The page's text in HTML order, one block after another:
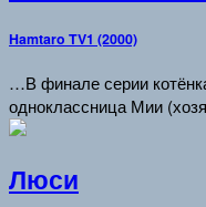
Hamtaro TV1 (2000)
…В финале серии
одноклассница Мии
Люси